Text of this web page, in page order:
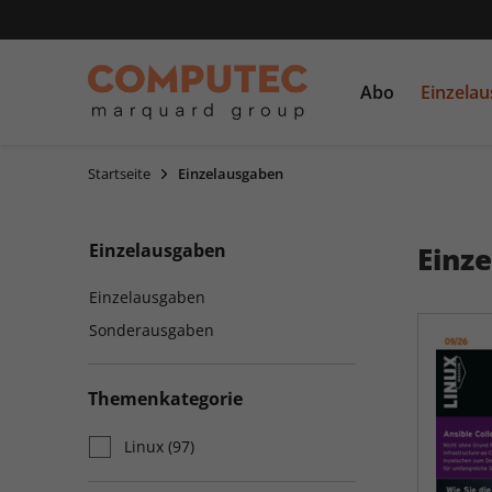
Abo
Startseite Einzelausgaben
Einzelausgaben
Einzelausgaben
Sonderausgaben
Themenkategorie
Linux (97)